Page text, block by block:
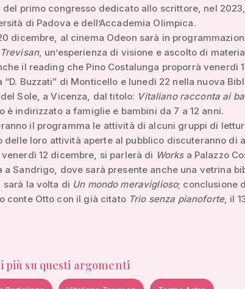
primo congresso dedicato allo scrittore, nel
di Padova e dell’Accademia Olimpica.
dicembre, al cinema Odeon sarà in
, un’esperienza di visione e ascolto di
il reading che Pino Costalunga proporrà venerdì
“D. Buzzati” di Monticello e lunedì 22 nella nuova
Sole, a Vicenza, dal titolo: Vitaliano racconta ai
è indirizzato a famiglie e bambini da 7 a 12 anni.
il programma le attività di alcuni gruppi di
delle loro attività aperte al pubblico discuteranno di
12 dicembre, si parlerà di Worksa Palazzo
a Sandrigo, dove sarà presente anche una vetrina
la volta di Un mondo meraviglioso; conclusione
conte Otto con il già citato Trio senza pianoforte, il
più su questi argomenti